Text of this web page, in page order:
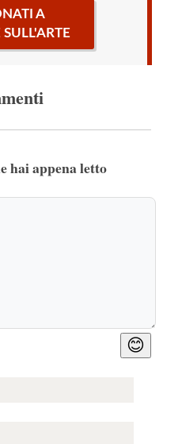
A
SULL'ARTE
hai appena letto
😊